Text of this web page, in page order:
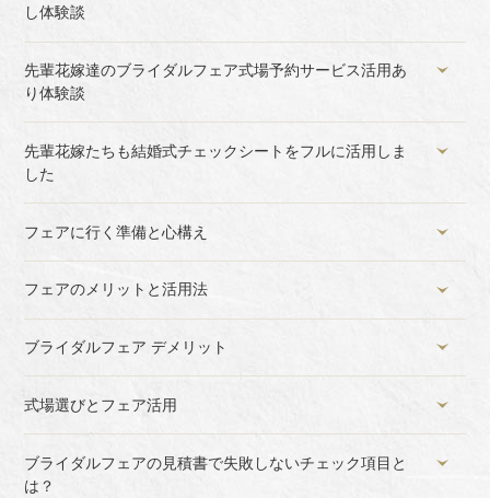
し体験談
先輩花嫁達のブライダルフェア式場予約サービス活用あ
り体験談
先輩花嫁たちも結婚式チェックシートをフルに活用しま
した
フェアに行く準備と心構え
フェアのメリットと活用法
ブライダルフェア デメリット
式場選びとフェア活用
ブライダルフェアの見積書で失敗しないチェック項目と
は？